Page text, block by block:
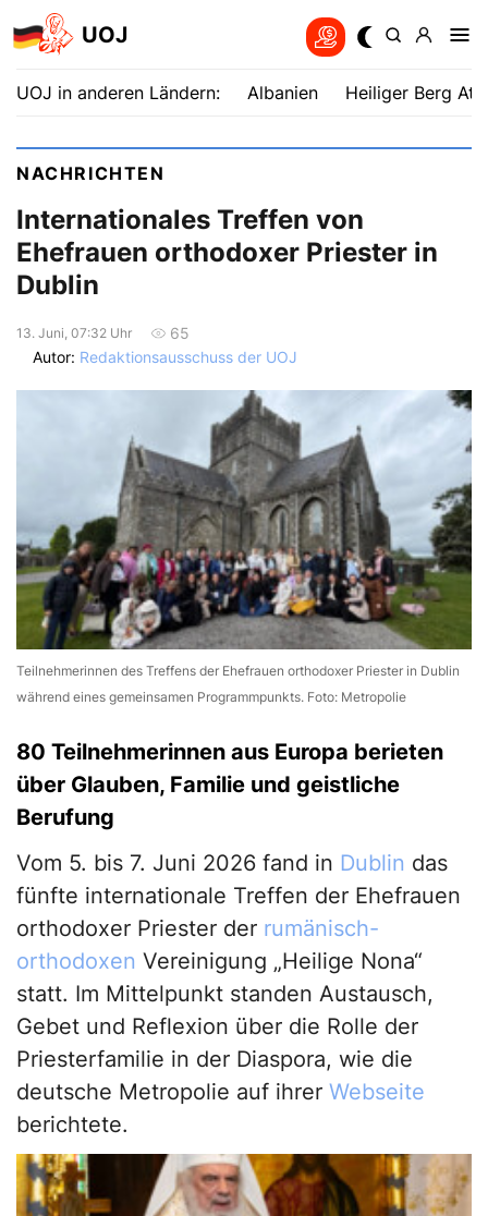
UOJ
UOJ in anderen Ländern: Albanien Heiliger Berg
NACHRICHTEN
Internationales Treffen von
Ehefrauen orthodoxer Priester in
Dublin
13. Juni, 07:32 Uhr
65
Autor: Redaktionsausschuss der UOJ
Teilnehmerinnen des Treffens der Ehefrauen orthodoxer Priester in Dublin
während eines gemeinsamen Programmpunkts. Foto: Metropolie
80 Teilnehmerinnen aus Europa berieten
über Glauben, Familie und geistliche
Berufung
Vom 5. bis 7. Juni 2026 fand in Dublin das
fünfte internationale Treffen der Ehefrauen
orthodoxer Priester der rumänisch-
orthodoxen Vereinigung „Heilige Nona“
statt. Im Mittelpunkt standen Austausch,
Gebet und Reflexion über die Rolle der
Priesterfamilie in der Diaspora, wie die
deutsche Metropolie auf ihrer Webseite
berichtete.